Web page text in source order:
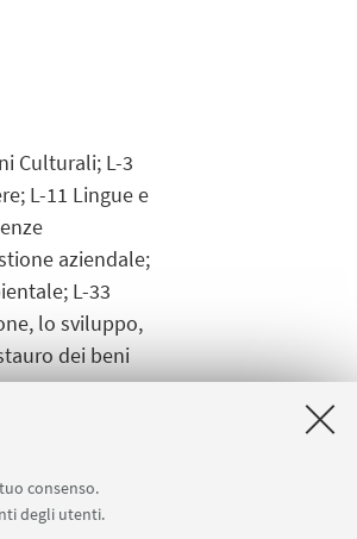
consenso.
degli utenti.
Culturali; L-3
L-11 Lingue e
aziendale;
L-33
lo sviluppo,
dei beni